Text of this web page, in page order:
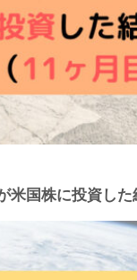
米国株に投資した